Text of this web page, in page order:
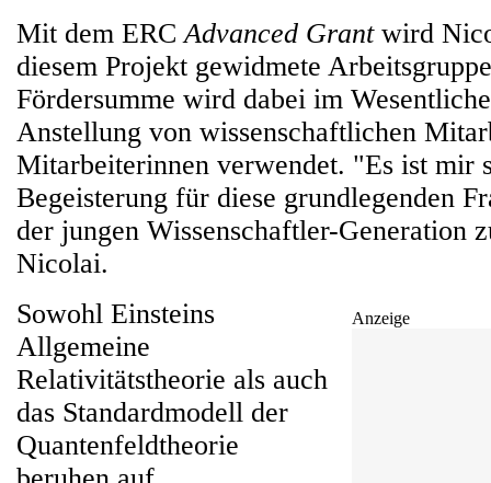
Mit dem ERC Advanced Grantwird
diesem Projekt gewidmete
Fördersumme wird dabei im
Anstellung von wissenschaftlichen
Mitarbeiterinnen verwendet. "Es ist mir
Begeisterung für diese grundlegenden
der jungen Wissenschaftler-Generation
Nicolai.
Anzeige
Sowohl Einsteins
Allgemeine
Relativitätstheorie als auch
das Standardmodell der
Quantenfeldtheorie